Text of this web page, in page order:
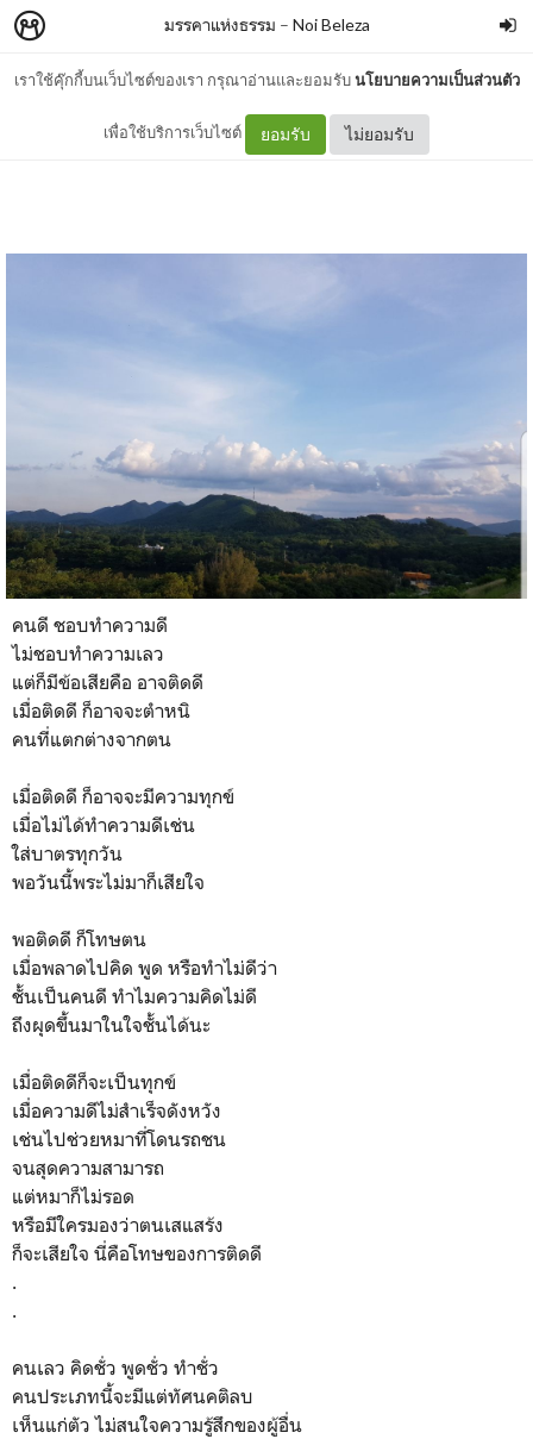
เราใช้คุ๊กกี้บนเว็บไซต์ของเรา กรุณาอ่านและยอมรับนโยบายความเป็นส่วนตัว
เพื่อใช้บริการเว็บไซต์ ยอมรับ ไม่ยอมรับ
มรรคาแห่งธรรม – Noi Beleza
เรา..เป็นคนแบบไหนดี
คนดี ชอบทำความดี
ไม่ชอบทำความเลว
แต่ก็มีข้อเสียคือ อาจติดดี
เมื่อติดดี ก็อาจจะตำหนิ
คนที่แตกต่างจากตน
เมื่อติดดี ก็อาจจะมีความทุกข์
เมื่อไม่ได้ทำความดีเช่น
ใส่บาตรทุกวัน
พอวันนี้พระไม่มาก็เสียใจ
พอติดดี ก็โทษตน
เมื่อพลาดไปคิด พูด หรือทำไม่ดีว่า
ชั้นเป็นคนดี ทำไมความคิดไม่ดี
ถึงผุดขึ้นมาในใจชั้นได้นะ
เมื่อติดดีก็จะเป็นทุกข์
เมื่อความดีไม่สำเร็จดังหวัง
เช่นไปช่วยหมาที่โดนรถชน
จนสุดความสามารถ
แต่หมาก็ไม่รอด
หรือมีใครมองว่าตนเสแสร้ง
ก็จะเสียใจ นี่คือโทษของการติดดี
.
.
คนเลว คิดชั่ว พูดชั่ว ทำชั่ว
คนประเภทนี้จะมีแต่ทัศนคติลบ
เห็นแก่ตัว ไม่สนใจความรู้สึกของผู้อื่น